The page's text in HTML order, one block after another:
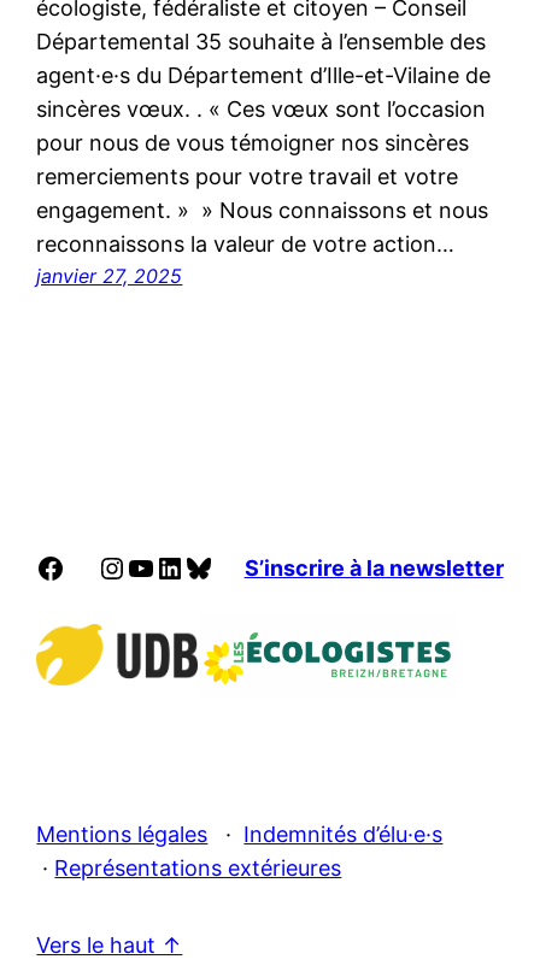
écologiste, fédéraliste et citoyen – Conseil
Départemental 35 souhaite à l’ensemble des
agent·e·s du Département d’Ille-et-Vilaine de
sincères vœux. . « Ces vœux sont l’occasion
pour nous de vous témoigner nos sincères
remerciements pour votre travail et votre
engagement. » » Nous connaissons et nous
reconnaissons la valeur de votre action…
janvier 27, 2025
Facebook
Instagram
YouTube
LinkedIn
BlueskyS’inscrire à la newsletter
Mentions légales · Indemnités d’élu·e·s
· Représentations extérieures
Vers le haut ↑